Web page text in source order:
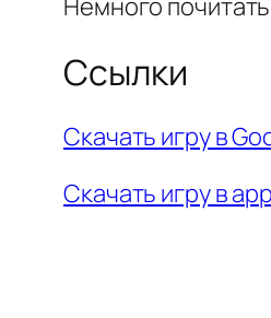
Немного
Ссылки
Скачать игру в
Скачать игру в